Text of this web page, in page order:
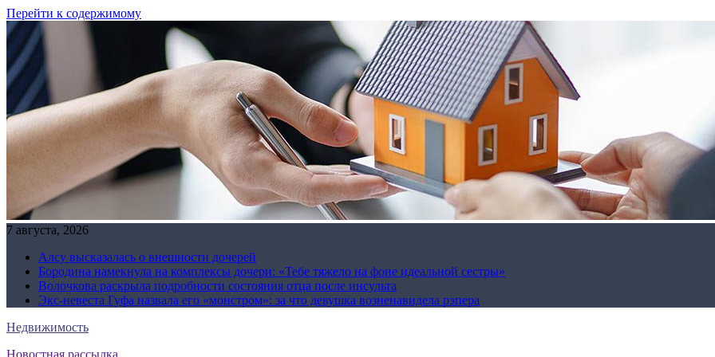
Перейти к содержимому
7 августа, 2026
Алсу высказалась о внешности дочерей
Бородина намекнула на комплексы дочери: «Тебе тяжело на фоне идеальной сестры»
Волочкова раскрыла подробности состояния отца после инсульта
Экс-невеста Гуфа назвала его «монстром»: за что девушка возненавидела рэпера
Недвижимость
Новостная рассылка